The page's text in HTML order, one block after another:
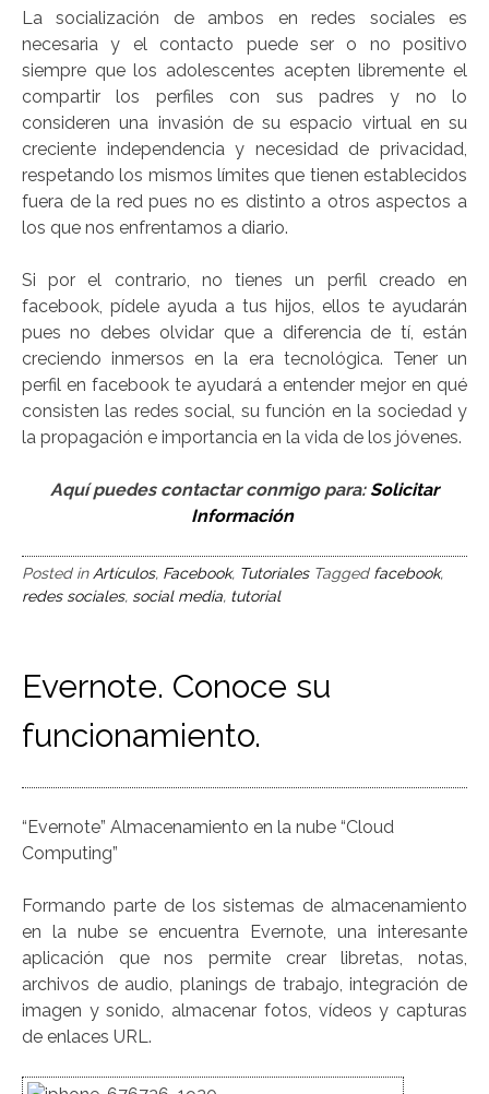
La socialización de ambos en redes sociales es
necesaria y el contacto puede ser o no positivo
siempre que los adolescentes acepten libremente el
compartir los perfiles con sus padres y no lo
consideren una invasión de su espacio virtual en su
creciente independencia y necesidad de privacidad,
respetando los mismos límites que tienen establecidos
fuera de la red pues no es distinto a otros aspectos a
los que nos enfrentamos a diario.
Si por el contrario, no tienes un perfil creado en
facebook, pídele ayuda a tus hijos, ellos te ayudarán
pues no debes olvidar que a diferencia de tí, están
creciendo inmersos en la era tecnológica. Tener un
perfil en facebook te ayudará a entender mejor en qué
consisten las redes social, su función en la sociedad y
la propagación e importancia en la vida de los jóvenes.
Aquí puedes contactar conmigo para:Solicitar
Información
Posted in Artículos, Facebook, Tutoriales Tagged facebook,
redes sociales, social media, tutorial
Evernote. Conoce su
funcionamiento.
“Evernote” Almacenamiento en la nube “Cloud
Computing”
Formando parte de los sistemas de almacenamiento
en la nube se encuentra Evernote, una interesante
aplicación que nos permite crear libretas, notas,
archivos de audio, planings de trabajo, integración de
imagen y sonido, almacenar fotos, vídeos y capturas
de enlaces URL.